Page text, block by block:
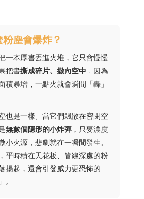
塵會爆炸？
一本厚書丟進火堆，它只會慢慢
把書撕成碎片、撒向空中 ，因為
積暴增，一點火就會瞬間「轟」
也是一樣。當它們飄散在密閉空
無數個隱形的小炸彈 ，只要濃度
小火源，悲劇就在一瞬間發生。
平時積在天花板、管線深處的粉
揚起，還會引發威力更恐怖的
。